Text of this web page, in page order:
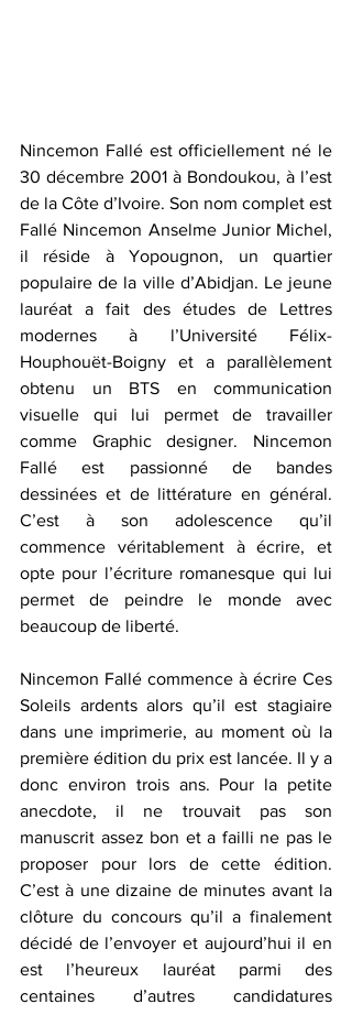
Nincemon Fallé est officiellement né le
30 décembre 2001 à Bondoukou, à l’est
de la Côte d’Ivoire. Son nom complet est
Fallé Nincemon Anselme Junior Michel,
il réside à Yopougnon, un quartier
populaire de la ville d’Abidjan. Le jeune
lauréat a fait des études de Lettres
modernes à l’Université Félix-
Houphouët-Boigny et a parallèlement
obtenu un BTS en communication
visuelle qui lui permet de travailler
comme Graphic designer. Nincemon
Fallé est passionné de bandes
dessinées et de littérature en général.
C’est à son adolescence qu’il
commence véritablement à écrire, et
opte pour l’écriture romanesque qui lui
permet de peindre le monde avec
beaucoup de liberté.
Nincemon Fallé commence à écrire Ces
Soleils ardents alors qu’il est stagiaire
dans une imprimerie, au moment où la
première édition du prix est lancée. Il y a
donc environ trois ans. Pour la petite
anecdote, il ne trouvait pas son
manuscrit assez bon et a failli ne pas le
proposer pour lors de cette édition.
C’est à une dizaine de minutes avant la
clôture du concours qu’il a finalement
décidé de l’envoyer et aujourd’hui il en
est l’heureux lauréat parmi des
centaines d’autres candidatures